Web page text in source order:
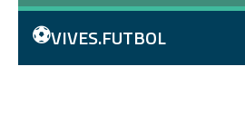
⚽VIVES.FUTBOL